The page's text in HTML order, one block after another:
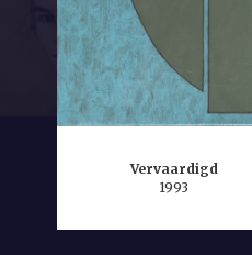
Vervaardigd
1993